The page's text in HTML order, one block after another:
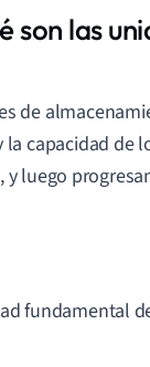
son las
de
la capacidad de
, y luego
fundamental